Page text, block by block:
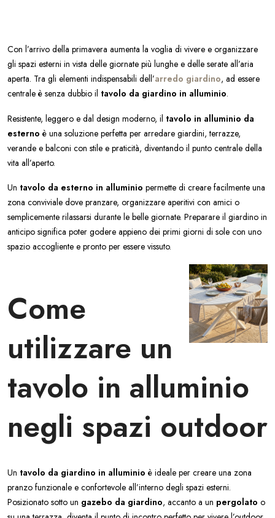
Con l’arrivo della primavera aumenta la voglia di vivere e organizzare
gli spazi esterni in vista delle giornate più lunghe e delle serate all’aria
aperta. Tra gli elementi indispensabili dell’arredo giardino, ad essere
centrale è senza dubbio il tavolo da giardino in alluminio.
Resistente, leggero e dal design moderno, il tavolo in alluminio da
esterno è una soluzione perfetta per arredare giardini, terrazze,
verande e balconi con stile e praticità, diventando il punto centrale della
vita all’aperto.
Un tavolo da esterno in alluminio permette di creare facilmente una
zona conviviale dove pranzare, organizzare aperitivi con amici o
semplicemente rilassarsi durante le belle giornate. Preparare il giardino in
anticipo significa poter godere appieno dei primi giorni di sole con uno
spazio accogliente e pronto per essere vissuto.
Come
utilizzare un
tavolo in alluminio
negli spazi outdoor
Un tavolo da giardino in alluminio è ideale per creare una zona
pranzo funzionale e confortevole all’interno degli spazi esterni.
Posizionato sotto un gazebo da giardino, accanto a un pergolato o